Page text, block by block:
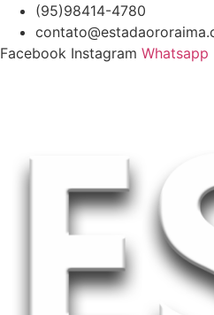
para
o
(95)98414-4780
Facebook Instagram Whatsapp